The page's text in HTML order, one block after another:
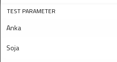
TEST PARAMETER
Anka
Soja